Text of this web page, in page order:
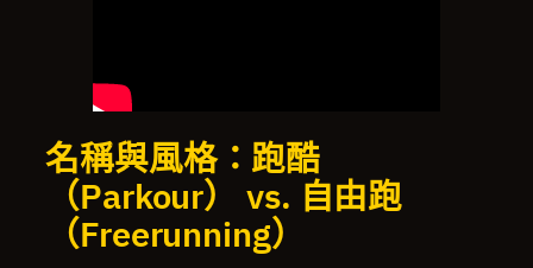
名稱與風格：跑酷
（Parkour） vs. 自由跑
（Freerunning）